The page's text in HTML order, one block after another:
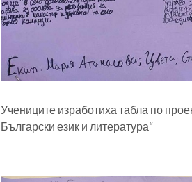
Учениците изработиха табла по
Български език и литература“